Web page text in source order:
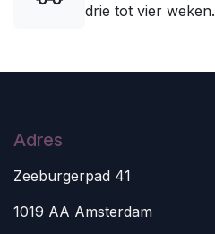
drie tot vier weken.
Adres
Zeeburgerpad 41
1019 AA Amsterdam